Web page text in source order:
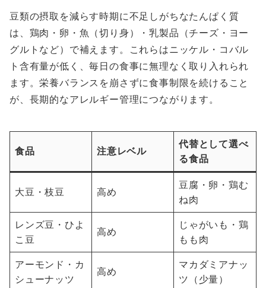
豆類の摂取を減らす時期に不足しがちなたんぱく質
は、鶏肉・卵・魚（切り身）・乳製品（チーズ・ヨー
グルトなど）で補えます。これらはニッケル・コバル
ト含有量が低く、毎日の食事に無理なく取り入れられ
ます。栄養バランスを崩さずに食事制限を続けること
が、長期的なアレルギー管理につながります。
食品 注意レベル
代替として選べ
る食品
大豆・枝豆 高め
豆腐・卵・鶏む
ね肉
レンズ豆・ひよ
こ豆
高め
じゃがいも・鶏
もも肉
アーモンド・カ
シューナッツ
高め
マカダミアナッ
ツ（少量）